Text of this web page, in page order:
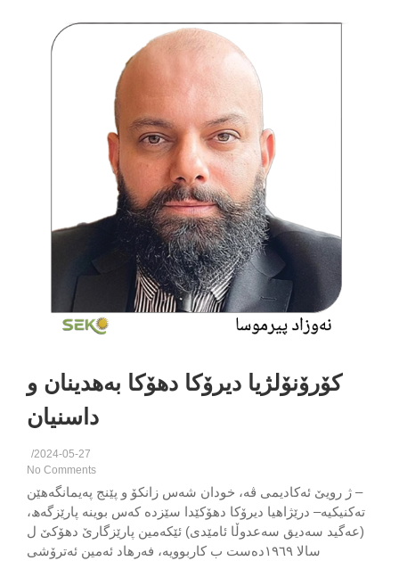
كۆرۆنۆلژیا دیرۆکا دهۆكا بەهدینان و
داسنیان
2024-05-27
/
No Comments
رویێ ئەكادیمی ڤە، خودان شەس زانكۆ و پێنج پەیمانگەهێن
درێژاھیا دیرۆکا دھۆکێدا سێزدە کەس بوینە پارێزگەھ،
سەدیق سەعدوڵا ئامێدی) ئێکەمین پارێزگارێ دھۆکێ ل
سالا ١٩٦٩دەست ب کاربوویە، فەرھاد ئەمین ئەترۆشی